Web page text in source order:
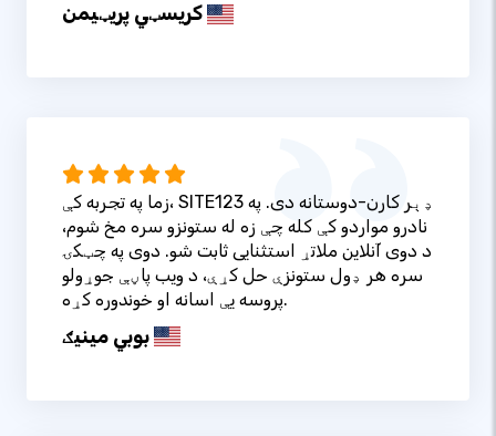
کریسټي پریټيمن
زما په تجربه کې، SITE123 ډېر کارن-دوستانه دی. په
نادرو مواردو کې کله چې زه له ستونزو سره مخ شوم،
د دوی آنلاین ملاتړ استثنایی ثابت شو. دوی په چټکۍ
سره هر ډول ستونزې حل کړې، د ویب پاڼې جوړولو
پروسه یې اسانه او خوندوره کړه.
بوبي مینیګ